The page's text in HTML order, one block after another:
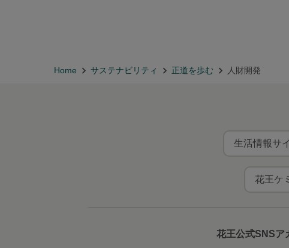
Home サステナビリティ 正道を歩む 人財開発
生活情報サ
花王ケ
花王公式SNSア